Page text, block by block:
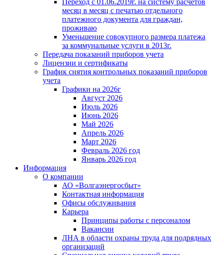
Переход с 01.06.2019г. на систему расчетов
месяц в месяц с печатью отдельного
платежного документа для граждан,
проживаю
Уменьшение совокупного размера платежа
за коммунальные услуги в 2013г.
Передача показаний приборов учета
Лицензии и сертификаты
График снятия контрольных показаний приборов
учета
Графики на 2026г
Август 2026
Июль 2026
Июнь 2026
Май 2026
Апрель 2026
Март 2026
Февраль 2026 год
Январь 2026 год
Информация
О компании
АО «Волгаэнергосбыт»
Контактная информация
Офисы обслуживания
Карьера
Принципы работы с персоналом
Вакансии
ЛНА в области охраны труда для подрядных
организаций